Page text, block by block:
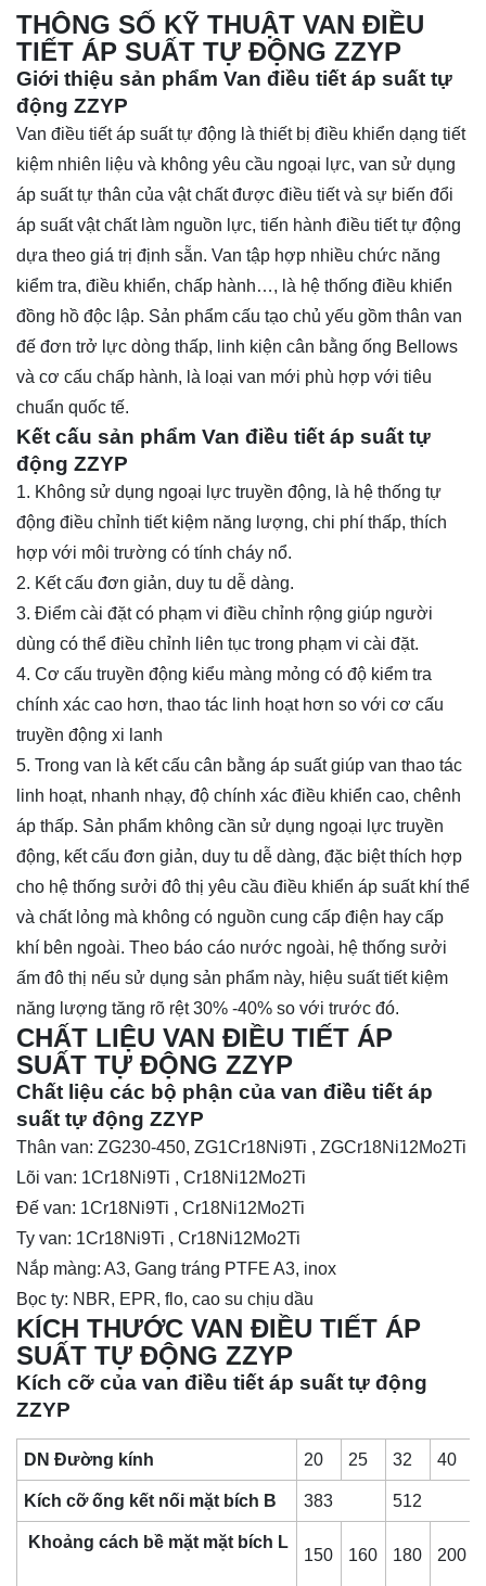
THÔNG SỐ KỸ THUẬT VAN ĐIỀU
TIẾT ÁP SUẤT TỰ ĐỘNG ZZYP
Giới thiệu sản phẩm Van điều tiết áp suất tự
động ZZYP
Van điều tiết áp suất tự động là thiết bị điều khiển dạng tiết
kiệm nhiên liệu và không yêu cầu ngoại lực, van sử dụng
áp suất tự thân của vật chất được điều tiết và sự biến đổi
áp suất vật chất làm nguồn lực, tiến hành điều tiết tự động
dựa theo giá trị định sẵn. Van tập hợp nhiều chức năng
kiểm tra, điều khiển, chấp hành…, là hệ thống điều khiển
đồng hồ độc lập. Sản phẩm cấu tạo chủ yếu gồm thân van
đế đơn trở lực dòng thấp, linh kiện cân bằng ống Bellows
và cơ cấu chấp hành, là loại van mới phù hợp với tiêu
chuẩn quốc tế.
Kết cấu sản phẩm Van điều tiết áp suất tự
động ZZYP
1. Không sử dụng ngoại lực truyền động, là hệ thống tự
động điều chỉnh tiết kiệm năng lượng, chi phí thấp, thích
hợp với môi trường có tính cháy nổ.
2. Kết cấu đơn giản, duy tu dễ dàng.
3. Điểm cài đặt có phạm vi điều chỉnh rộng giúp người
dùng có thể điều chỉnh liên tục trong phạm vi cài đặt.
4. Cơ cấu truyền động kiểu màng mỏng có độ kiểm tra
chính xác cao hơn, thao tác linh hoạt hơn so với cơ cấu
truyền động xi lanh
5. Trong van là kết cấu cân bằng áp suất giúp van thao tác
linh hoạt, nhanh nhạy, độ chính xác điều khiển cao, chênh
áp thấp. Sản phẩm không cần sử dụng ngoại lực truyền
động, kết cấu đơn giản, duy tu dễ dàng, đặc biệt thích hợp
cho hệ thống sưởi đô thị yêu cầu điều khiển áp suất khí thể
và chất lỏng mà không có nguồn cung cấp điện hay cấp
khí bên ngoài. Theo báo cáo nước ngoài, hệ thống sưởi
ấm đô thị nếu sử dụng sản phẩm này, hiệu suất tiết kiệm
năng lượng tăng rõ rệt 30% -40% so với trước đó.
CHẤT LIỆU VAN ĐIỀU TIẾT ÁP
SUẤT TỰ ĐỘNG ZZYP
Chất liệu các bộ phận của van điều tiết áp
suất tự động ZZYP
Thân van: ZG230-450, ZG1Cr18Ni9Ti , ZGCr18Ni12Mo2Ti
Lõi van: 1Cr18Ni9Ti , Cr18Ni12Mo2Ti
Đế van: 1Cr18Ni9Ti , Cr18Ni12Mo2Ti
Ty van: 1Cr18Ni9Ti , Cr18Ni12Mo2Ti
Nắp màng: A3, Gang tráng PTFE A3, inox
Bọc ty: NBR, EPR, flo, cao su chịu dầu
KÍCH THƯỚC VAN ĐIỀU TIẾT ÁP
SUẤT TỰ ĐỘNG ZZYP
Kích cỡ của van điều tiết áp suất tự động
ZZYP
DN Đường kính 20 25 32 40
Kích cỡ ống kết nối mặt bích B 383 512
Khoảng cách bề mặt mặt bích L
150 160 180 200